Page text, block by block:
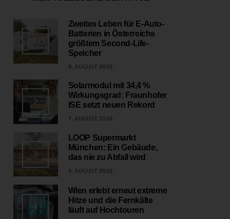
Zweites Leben für E-Auto-
Batterien in Österreichs
größtem Second-Life-
Speicher
8. AUGUST 2026
2
Solarmodul mit 34,4 %
Wirkungsgrad: Fraunhofer
ISE setzt neuen Rekord
7. AUGUST 2026
3
LOOP Supermarkt
München: Ein Gebäude,
das nie zu Abfall wird
6. AUGUST 2026
4
Wien erlebt erneut extreme
Hitze und die Fernkälte
läuft auf Hochtouren